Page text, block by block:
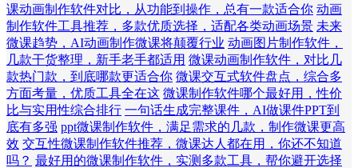
课动画制作软件对比，从功能到操作，总有一款适合你 动画
制作软件工具推荐，多款优质选择，适配各类动画场景 未来
微课趋势，AI动画制作微课将颠覆行业 动画图片制作软件，
几款干货整理，新手老手都适用 微课动画制作软件，对比几
款热门款，到底哪款更适合你 微课交互式软件盘点，综合多
方面考量，优质工具全在这 微课制作软件哪个最好用，性价
比与实用性综合排行 一句话生成完整课件，AI做课件PPT到
底有多强 ppt微课制作软件，满足需求的几款，制作微课更高
效 交互性微课制作软件推荐，微课达人都在用，你还不知道
吗？ 最好用的微课制作软件，实测多款工具，帮你避开选择